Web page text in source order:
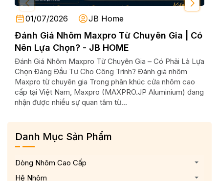
01/07/2026 JB Home
Đánh Giá Nhôm Maxpro Từ Chuyên Gia | Có
Nên Lựa Chọn? - JB HOME
Đánh Giá Nhôm Maxpro Từ Chuyên Gia – Có Phải Là Lựa
Chọn Đáng Đầu Tư Cho Công Trình? Đánh giá nhôm
Maxpro từ chuyên gia Trong phân khúc cửa nhôm cao
cấp tại Việt Nam, Maxpro (MAXPRO.JP Aluminium) đang
nhận được nhiều sự quan tâm từ...
Danh Mục Sản Phẩm
Dòng Nhôm Cao Cấp
Hệ Nhôm